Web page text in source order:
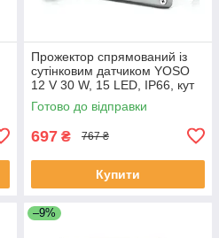
Прожектор спрямований із
сутінковим датчиком YOSO
12 V 30 W, 15 LED, IP66, кут
огляду 60°, дальність до 50
м, 177*138*65 мм, BOX
Готово до відправки
697 ₴ 767 ₴
Купити
–9%